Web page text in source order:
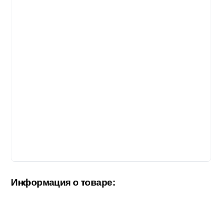
Декоративные штукатурки (готовые)
Информация о товаре: